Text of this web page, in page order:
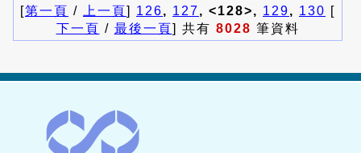
[第一頁 / 上一頁] 126, 127, <128>, 129, 130 [
下一頁 / 最後一頁] 共有 8028 筆資料